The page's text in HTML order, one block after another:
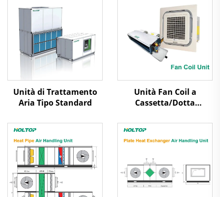
Unità di Trattamento
Aria Tipo Standard
Unità Fan Coil a
Cassetta/Dotta